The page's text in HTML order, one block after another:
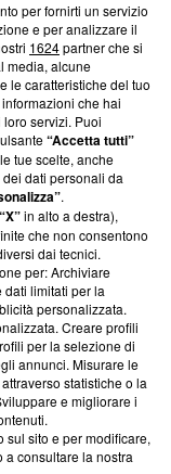
su Blasting
ci impegniamo a
aderenza a
News non è
di farne
una verifica di
Frasca, 3 - 6900
per fornirti un servizio
e per analizzare il
1624partner che si
media, alcune
le caratteristiche del tuo
che hai
servizi. Puoi
“Accetta tutti”
tue scelte, anche
dati personali da
.
“X”in alto a destra),
che non consentono
dai tecnici.
per: Archiviare
limitati per la
personalizzata.
Creare profili
per la selezione di
annunci. Misurare le
statistiche o la
e migliorare i
sito e per modificare,
a consultare la nostra